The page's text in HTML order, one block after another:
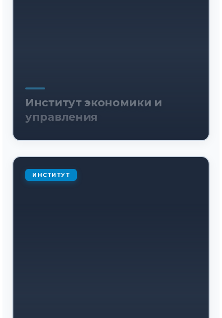
Институт экономики и
управления
ИНСТИТУТ